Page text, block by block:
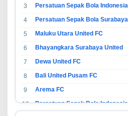
3
4
Persatuan Sepak Bola Surabaya
5
Maluku Utara United FC
6
Bhayangkara Surabaya United
7
Dewa United FC
8
Bali United Pusam FC
9
Arema FC
10